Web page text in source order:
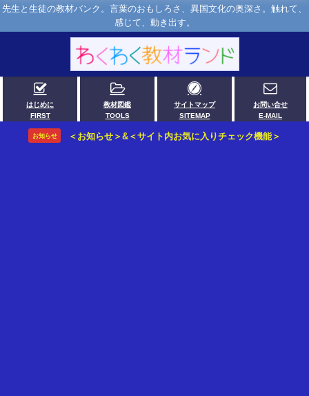
先生と生徒の教材バンク。言葉のおもしろさ、異国文化の奥深さ。触れて、
感じて、動き出す。
はじめに
FIRST
教材図鑑
TOOLS
サイトマップ
SITEMAP
お問い合せ
E-MAIL
お知らせ ＜お知らせ＞&＜サイト内お気に入りチェック機能＞